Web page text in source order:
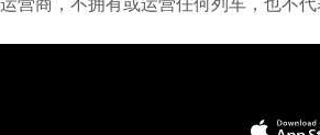
营商，不拥有或运营任何列车，也不